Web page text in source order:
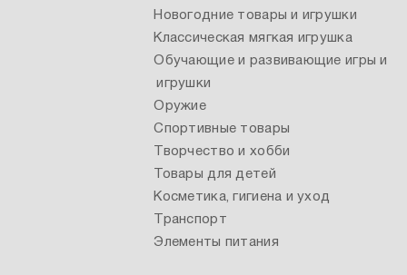
Новогодние товары и игрушки
Классическая мягкая игрушка
Обучающие и развивающие игры и
игрушки
Оружие
Спортивные товары
Творчество и хобби
Товары для детей
Косметика, гигиена и уход
Транспорт
Элементы питания